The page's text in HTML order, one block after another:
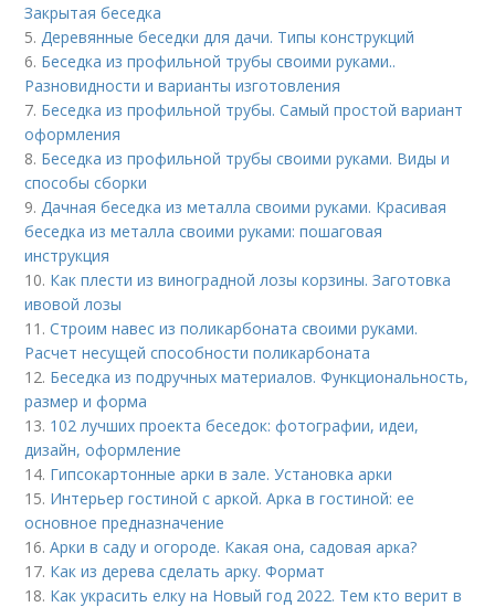
Закрытая беседка
5.Деревянные беседки для дачи. Типы конструкций
6. Беседка из профильной трубы своими руками..
Разновидности и варианты изготовления
7. Беседка из профильной трубы. Самый простой вариант
оформления
8. Беседка из профильной трубы своими руками. Виды и
способы сборки
9.Дачная беседка из металла своими руками. Красивая
беседка из металла своими руками: пошаговая
инструкция
10. Как плести из виноградной лозы корзины. Заготовка
ивовой лозы
11.Строим навес из поликарбоната своими руками.
Расчет несущей способности поликарбоната
12. Беседка из подручных материалов. Функциональность,
размер и форма
13. 102 лучших проекта беседок: фотографии, идеи,
дизайн, оформление
14. Гипсокартонные арки в зале. Установка арки
15. Интерьер гостиной с аркой. Арка в гостиной: ее
основное предназначение
16.Арки в саду и огороде. Какая она, садовая арка?
17. Как из дерева сделать арку. Формат
18. Как украсить елку на Новый год 2022. Тем кто верит в